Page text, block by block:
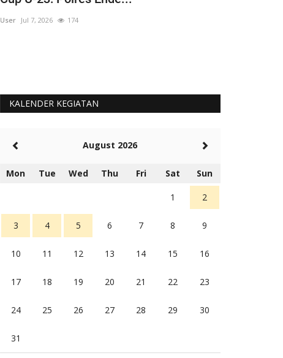
User Jul 7, 2026 174
KALENDER KEGIATAN
August 2026
Mon Tue Wed Thu Fri Sat Sun
1 2
3 4 5 6 7 8 9
10 11 12 13 14 15 16
17 18 19 20 21 22 23
24 25 26 27 28 29 30
31